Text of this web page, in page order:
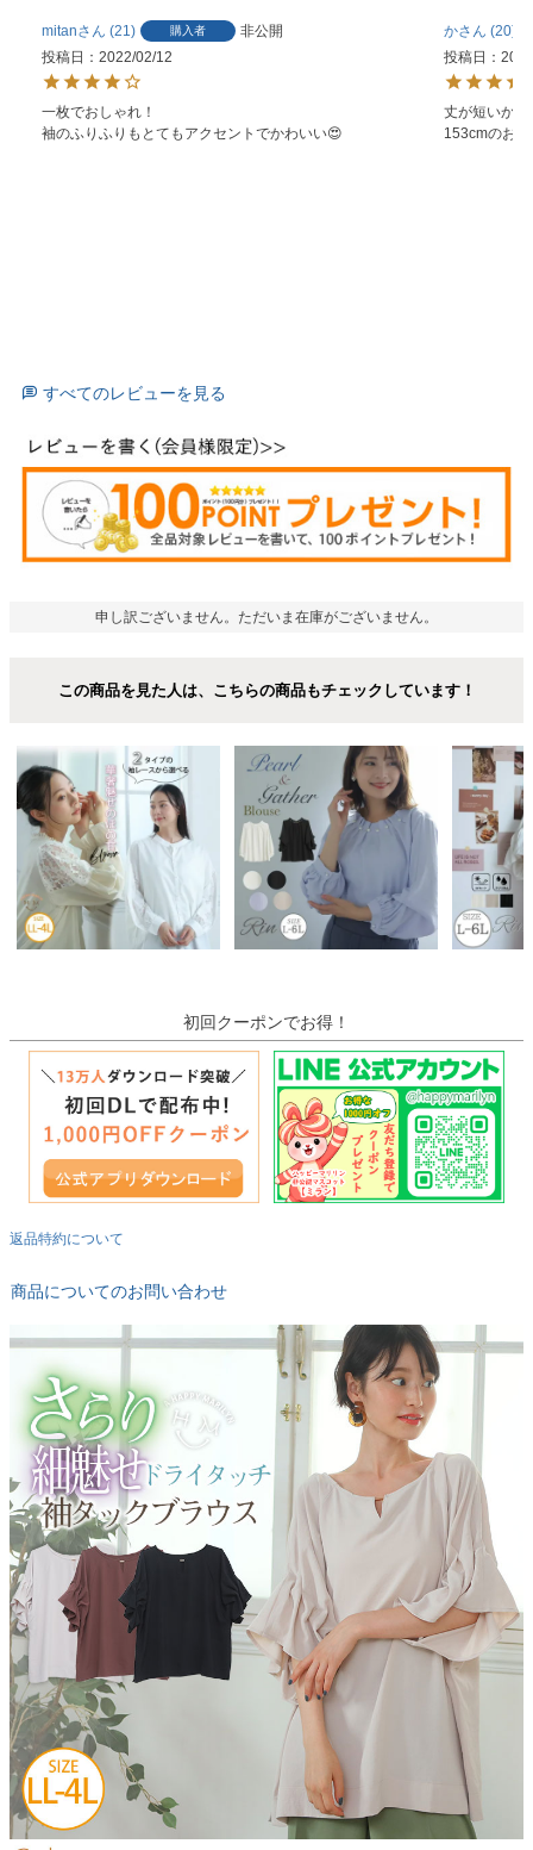
mitan 21 購入者
非公開
投稿日
2022/02/12
一枚でおしゃれ！
袖のふりふりもとてもアクセントでかわいい😍
か
20
投稿日
丈が短いか
153cmのお
すべてのレビューを見る
申し訳ございません。ただいま在庫がございません。
この商品を見た人は、こちらの商品もチェックしています！
初回クーポンでお得！
返品特約について
商品についてのお問い合わせ